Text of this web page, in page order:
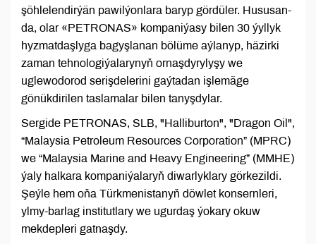
şöhlelendirýän pawilýonlara baryp gördüler. Hususan-
da, olar «PETRONAS» kompaniýasy bilen 30 ýyllyk
hyzmatdaşlyga bagyşlanan bölüme aýlanyp, häzirki
zaman tehnologiýalarynyň ornaşdyrylyşy we
uglewodorod serişdelerini gaýtadan işlemäge
gönükdirilen taslamalar bilen tanyşdylar.
Sergide PETRONAS, SLB, "Halliburton", "Dragon Oil",
“Malaysia Petroleum Resources Corporation” (MPRC)
we “Malaysia Marine and Heavy Engineering” (MMHE)
ýaly halkara kompaniýalaryň diwarlyklary görkezildi.
Şeýle hem oňa Türkmenistanyň döwlet konsernleri,
ylmy-barlag institutlary we ugurdaş ýokary okuw
mekdepleri gatnaşdy.